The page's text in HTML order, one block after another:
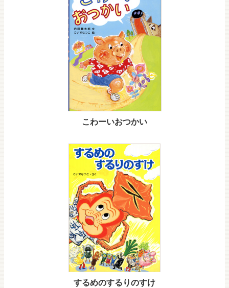
こわーいおつかい
するめのするりのすけ